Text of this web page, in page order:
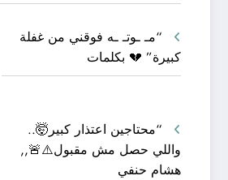
“مـ ـوتـ ـه فوقني من غفلة
كبيرة” 💔 بكلمات
“محتاجين اعتذار كبير🤯..
واللي حصل مش مقبول⚠️🚨,,
هشام حنفي